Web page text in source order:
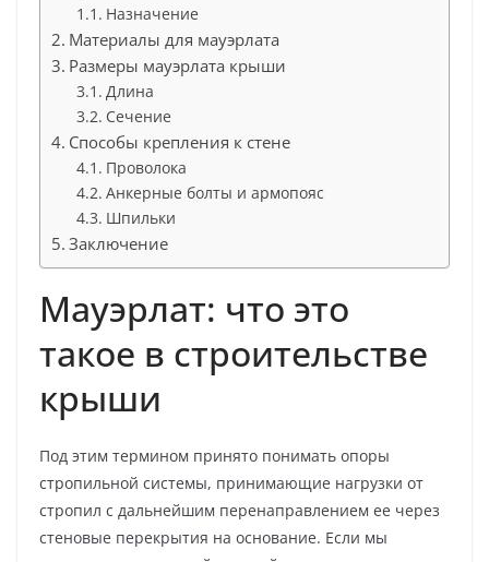
Назначение
Материалы для мауэрлата
Размеры мауэрлата крыши
Длина
Сечение
Способы крепления к стене
Проволока
Анкерные болты и армопояс
Шпильки
Заключение
Мауэрлат: что это
такое в строительстве
крыши
Под этим термином принято понимать опоры
стропильной системы, принимающие нагрузки от
стропил с дальнейшим перенаправлением ее через
стеновые перекрытия на основание. Если мы